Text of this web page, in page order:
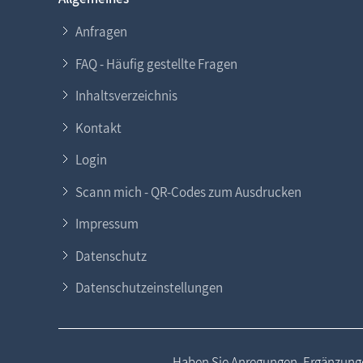
Anfragen
FAQ - Häufig gestellte Fragen
Inhaltsverzeichnis
Kontakt
Login
Scann mich - QR-Codes zum Ausdrucken
Impressum
Datenschutz
Datenschutzeinstellungen